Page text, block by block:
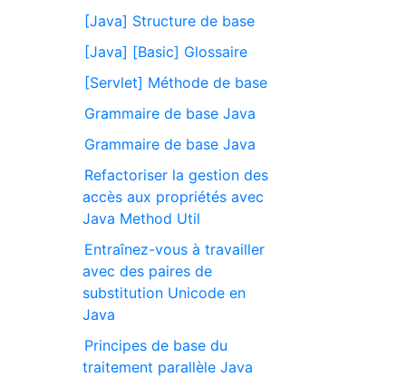
[Java] Structure de base
[Java] [Basic] Glossaire
[Servlet] Méthode de base
Grammaire de base Java
Grammaire de base Java
Refactoriser la gestion des
accès aux propriétés avec
Java Method Util
Entraînez-vous à travailler
avec des paires de
substitution Unicode en
Java
Principes de base du
traitement parallèle Java